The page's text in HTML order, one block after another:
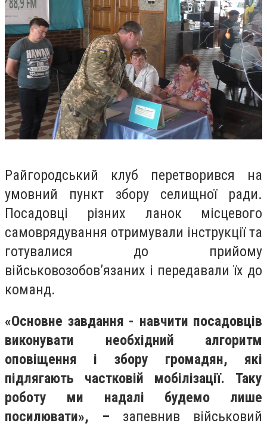
Райгородський клуб перетворився на
умовний пункт збору селищної ради.
Посадовці різних ланок місцевого
самоврядування отримували інструкції та
готувалися до прийому
військовозобов’язаних і передавали їх до
команд.
«Основне завдання - навчити посадовців
виконувати необхідний алгоритм
оповіщення і збору громадян, які
підлягають частковій мобілізації. Таку
роботу ми надалі будемо лише
посилювати», – запевнив військовий